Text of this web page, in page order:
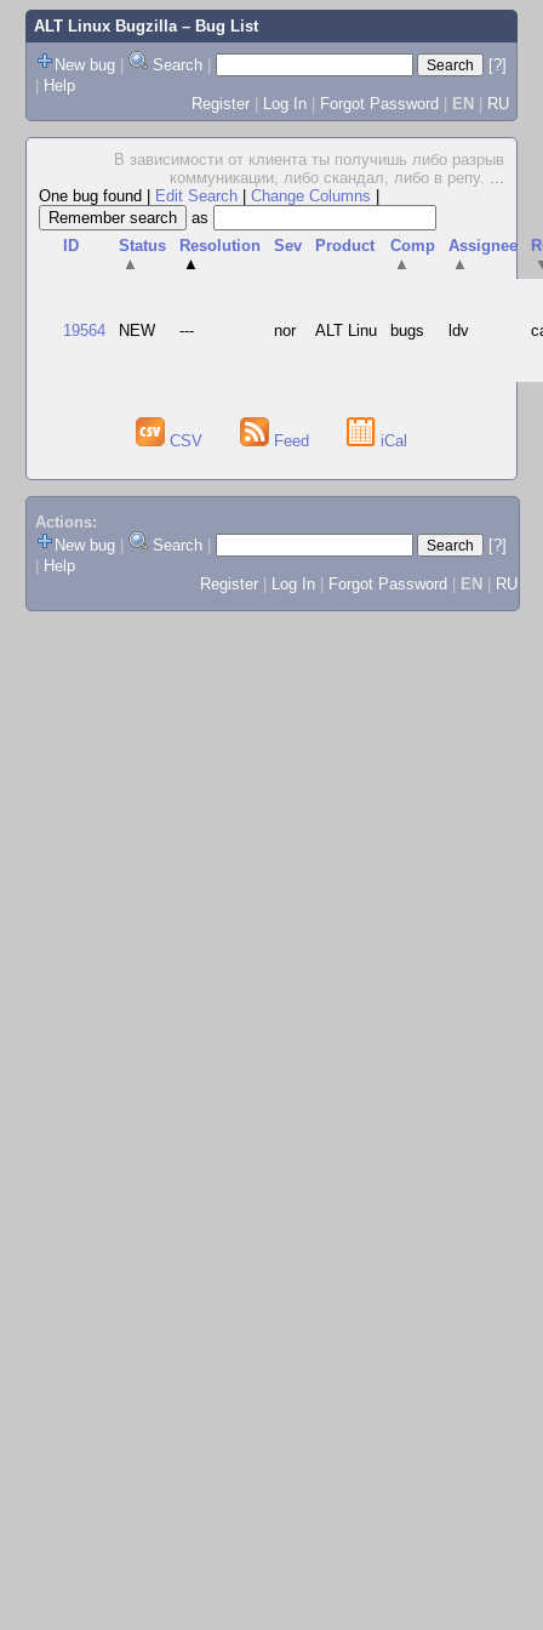
ALT Linux Bugzilla– Bug List
New bug | Search |
[?]
| Help
Register | Log In | Forgot Password | EN | RU
В зависимости от клиента ты получишь либо pазpыв
коммуникации, либо скандал, либо в pепу. ...
One bug found
Edit Search Change Columns
as
ID
Status
▲
Resolution
▲
Sev Product
Comp
▲
Assignee
▲
19564 NEW --- nor ALT Linu bugs ldv
CSV Feed iCal
Actions:
New bug
Search
[?]
Help
Register
Log In Forgot Password EN RU